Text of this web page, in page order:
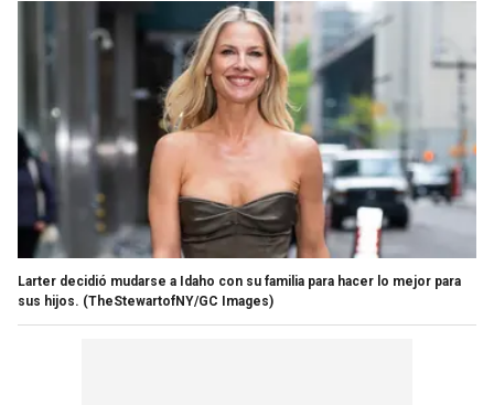
Larter decidió mudarse a Idaho con su familia para hacer lo mejor para
sus hijos. (TheStewartofNY/GC Images)